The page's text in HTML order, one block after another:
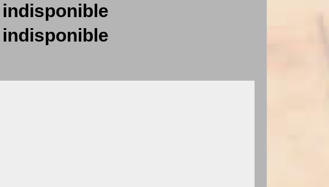
indisponible
indisponible